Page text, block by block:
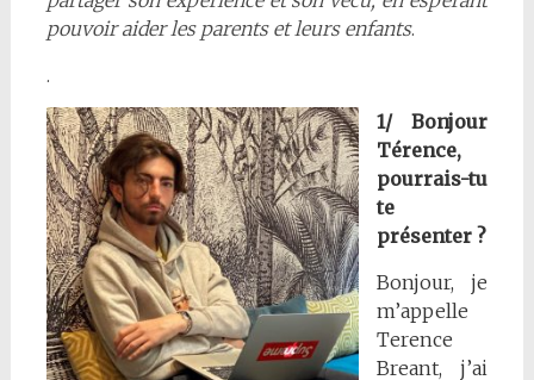
pouvoir aider les parents et leurs enfants.
.
1/ Bonjour
Térence,
pourrais-tu
te
présenter ?
Bonjour, je
m’appelle
Terence
Breant, j’ai